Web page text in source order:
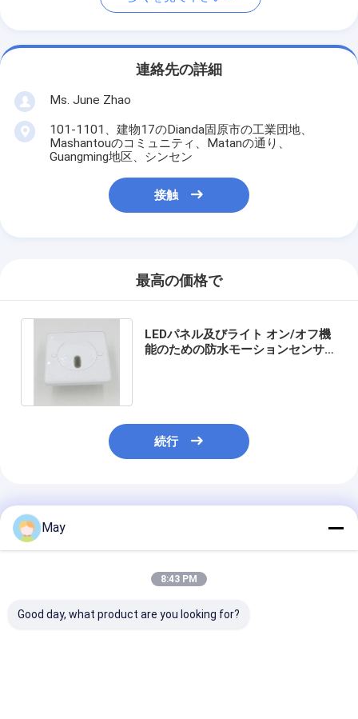
連絡先の詳細
Ms. June Zhao
101-1101、建物17のDianda固原市の工業団地、
Mashantouのコミュニティ、Matanの通り、
Guangming地区、シンセン
接触
最高の価格で
LEDパネル及びライト オン/オフ機
能のための防水モーションセンサー
続行
推薦されたプロダクト
May
8:43 PM
Good day, what product are you looking for?